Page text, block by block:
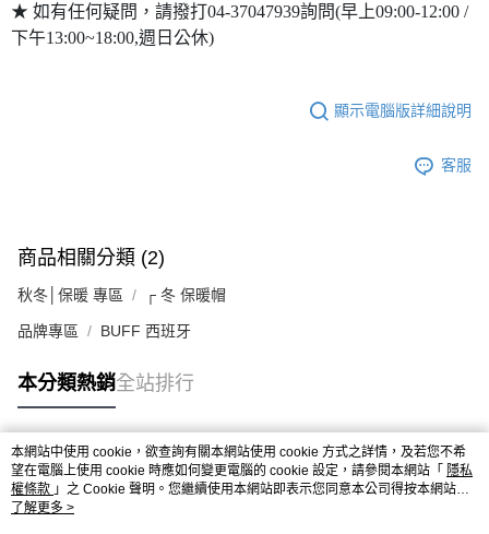
★ 如有任何疑問，請撥打04-37047939詢問(早上09:00-12:00 /
下午13:00~18:00,週日公休)
顯示電腦版詳細說明
客服
商品相關分類 (2)
秋冬│保暖 專區 ┌ 冬 保暖帽
品牌專區 BUFF 西班牙
本分類熱銷全站排行
熱門標籤
本網站中使用 cookie，欲查詢有關本網站使用 cookie 方式之詳情，及若您不希
望在電腦上使用 cookie 時應如何變更電腦的 cookie 設定，請參閱本網站「 隱私
權條款 」之 Cookie 聲明。您繼續使用本網站即表示您同意本公司得按本網站使
用條款之 Cookie 聲明使用 cookie。
了解更多 >